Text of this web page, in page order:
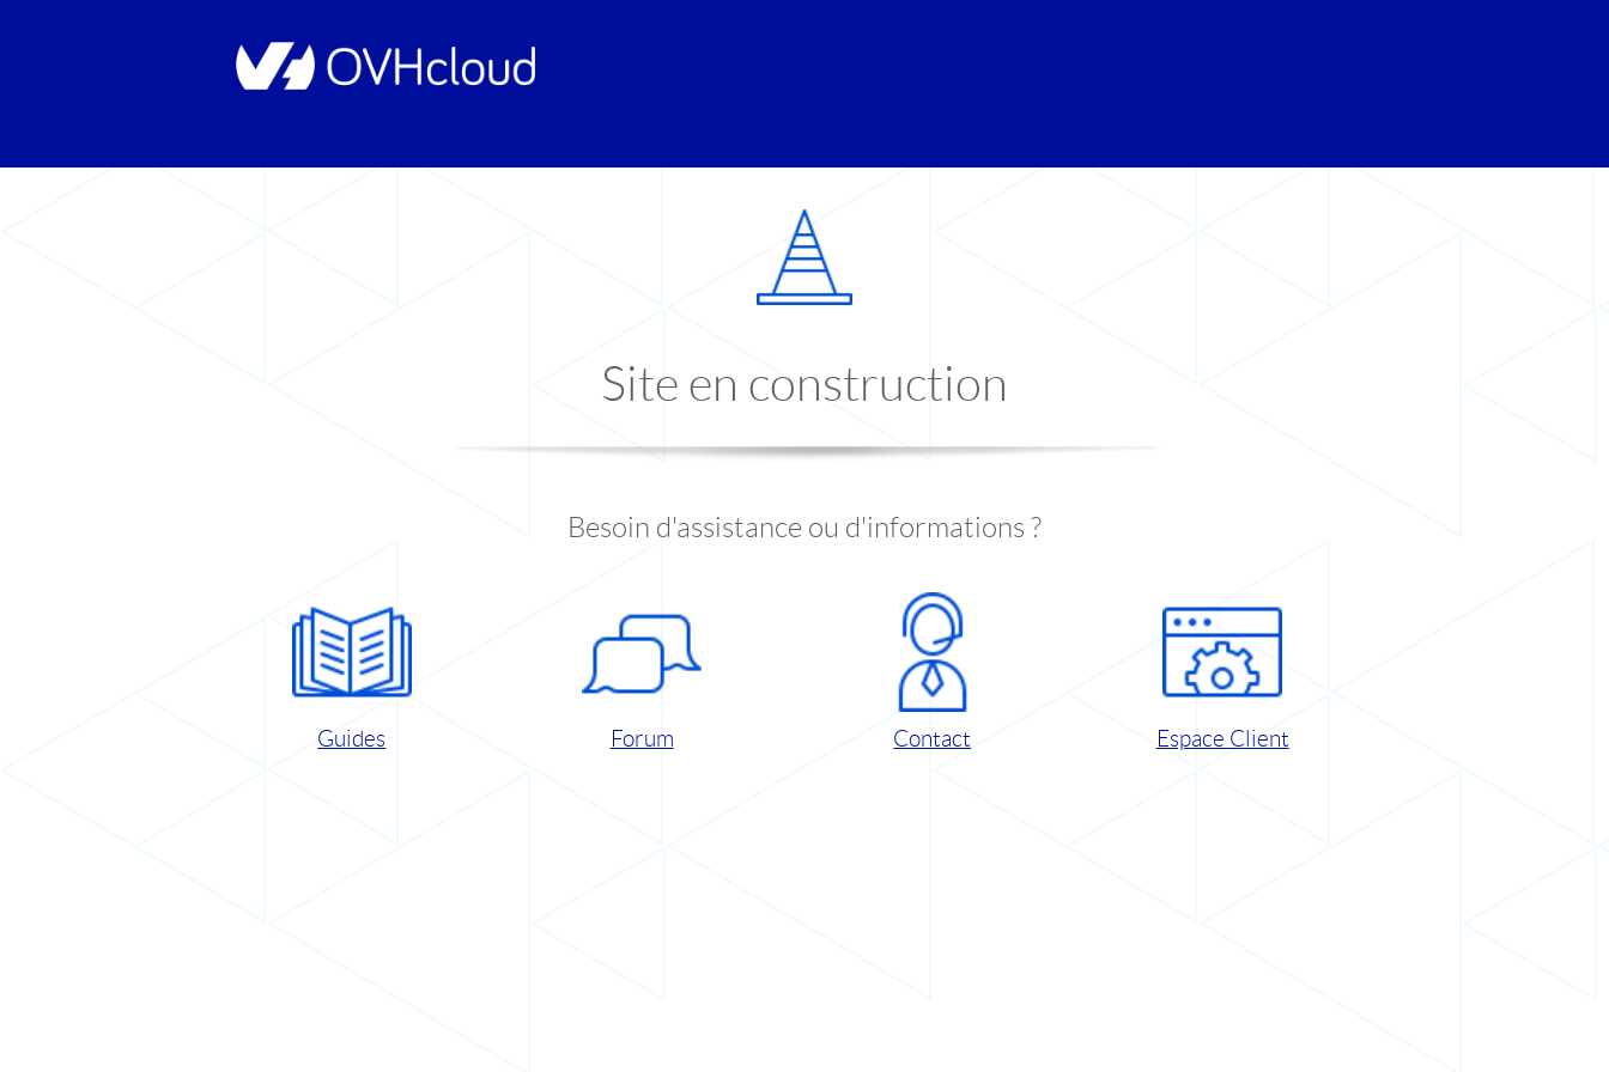
Site en construction
Besoin d'assistance ou d'informations ?
Guides Forum Contact Espace Client